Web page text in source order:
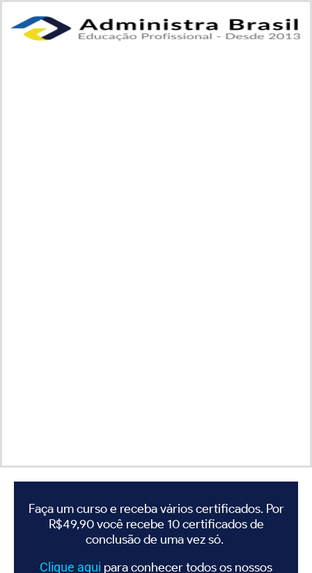
Faça um curso e receba vários certificados. Por
R$49,90 você recebe 10 certificados de
conclusão de uma vez só.
Clique aqui para conhecer todos os nossos